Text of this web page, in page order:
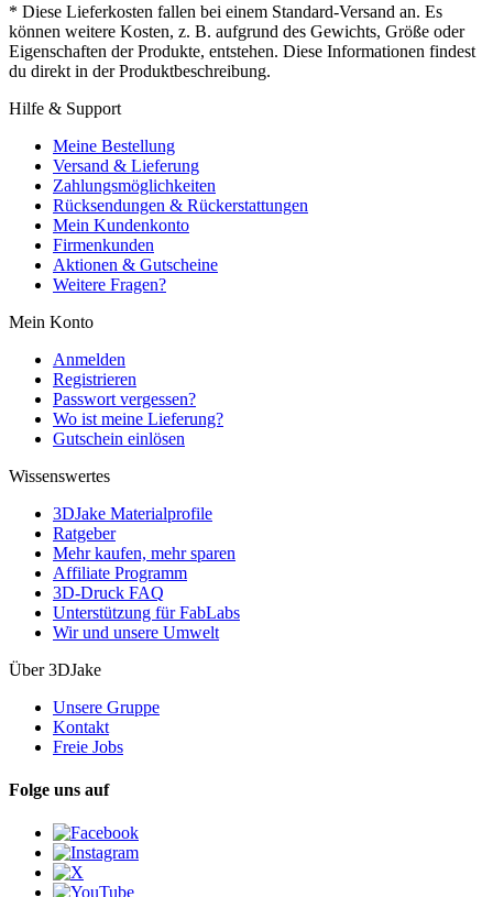
* Diese Lieferkosten fallen bei einem Standard-Versand an. Es
können weitere Kosten, z. B. aufgrund des Gewichts, Größe oder
Eigenschaften der Produkte, entstehen. Diese Informationen findest
du direkt in der Produktbeschreibung.
Hilfe & Support
Meine Bestellung
Versand & Lieferung
Zahlungsmöglichkeiten
Rücksendungen & Rückerstattungen
Mein Kundenkonto
Firmenkunden
Aktionen & Gutscheine
Weitere Fragen?
Mein Konto
Anmelden
Registrieren
Passwort vergessen?
Wo ist meine Lieferung?
Gutschein einlösen
Wissenswertes
3DJake Materialprofile
Ratgeber
Mehr kaufen, mehr sparen
Affiliate Programm
3D-Druck FAQ
Unterstützung für FabLabs
Wir und unsere Umwelt
Über 3DJake
Unsere Gruppe
Kontakt
Freie Jobs
Folge uns auf